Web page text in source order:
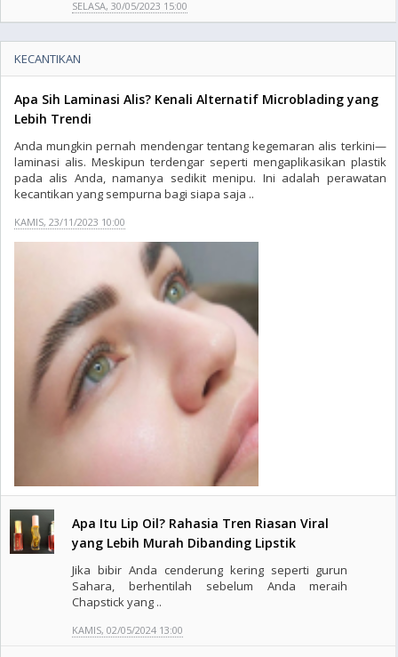
SELASA, 30/05/2023 15:00
KECANTIKAN
Apa Sih Laminasi Alis? Kenali Alternatif Microblading yang
Lebih Trendi
Anda mungkin pernah mendengar tentang kegemaran alis terkini—
laminasi alis. Meskipun terdengar seperti mengaplikasikan plastik
pada alis Anda, namanya sedikit menipu. Ini adalah perawatan
kecantikan yang sempurna bagi siapa saja ..
KAMIS, 23/11/2023 10:00
Apa Itu Lip Oil? Rahasia Tren Riasan Viral
yang Lebih Murah Dibanding Lipstik
Jika bibir Anda cenderung kering seperti gurun
Sahara, berhentilah sebelum Anda meraih
Chapstick yang ..
KAMIS, 02/05/2024 13:00